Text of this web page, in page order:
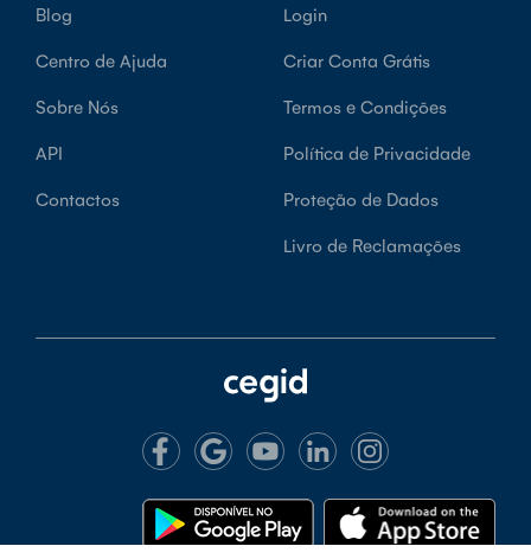
Blog
Centro de Ajuda
Sobre Nós
API
Contactos
Login
Criar Conta Grátis
Termos e Condições
Política de Privacidade
Proteção de Dados
Livro de Reclamações